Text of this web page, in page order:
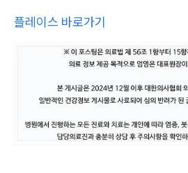
플레이스 바로가기